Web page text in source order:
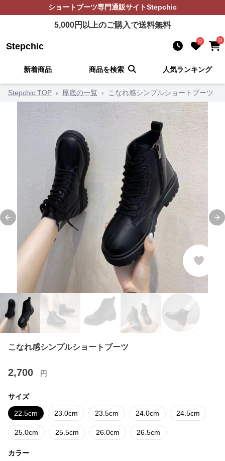
ショートブーツ専門通販サイトStepchic
5,000円以上のご購入で送料無料
Stepchic 0 0
新着商品 商品を検索 人気ランキング
Stepchic TOP › 厚底の一覧 › こなれ感シンプルショートブーツ
Previous slide
こなれ感シンプルショートブーツ
2,700 円
サイズ
22.5cm 23.0cm 23.5cm 24.0cm 24.5cm
25.0cm 25.5cm 26.0cm 26.5cm
カラー